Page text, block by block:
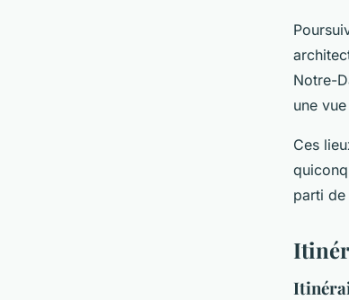
Notre-
une
Ces
parti de